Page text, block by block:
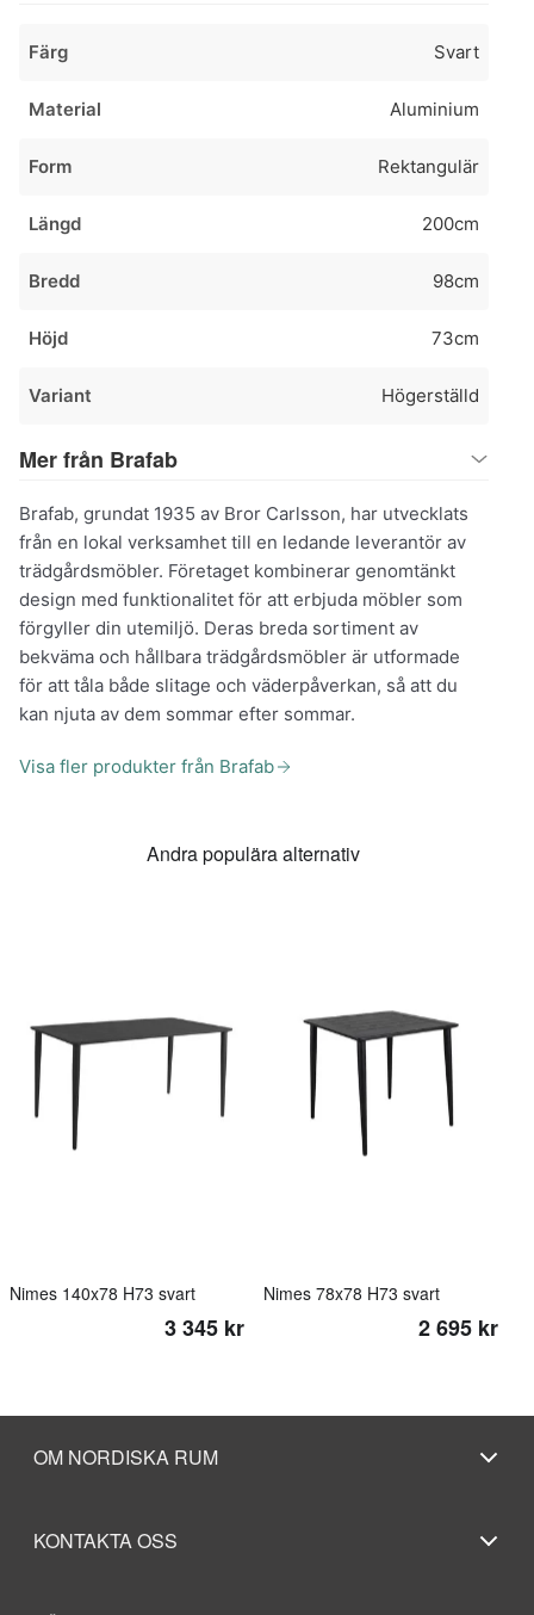
Färg Svart
Material Aluminium
Form Rektangulär
Längd 200cm
Bredd 98cm
Höjd 73cm
Variant Högerställd
Mer från Brafab
Brafab, grundat 1935 av Bror Carlsson, har utvecklats
från en lokal verksamhet till en ledande leverantör av
trädgårdsmöbler. Företaget kombinerar genomtänkt
design med funktionalitet för att erbjuda möbler som
förgyller din utemiljö. Deras breda sortiment av
bekväma och hållbara trädgårdsmöbler är utformade
för att tåla både slitage och väderpåverkan, så att du
kan njuta av dem sommar efter sommar.
Visa fler produkter från Brafab
Andra populära alternativ
Nimes 140x78 H73 svart
3 345 kr
Nimes 78x78 H73 svart
2 695 kr
OM NORDISKA RUM
KONTAKTA OSS